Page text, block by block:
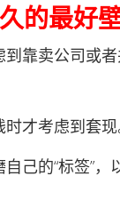
的最好
靠卖公司或者
才考虑到套现
的“标签”，